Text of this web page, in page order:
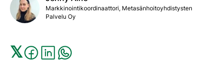
Markkinointikoordinaattori, Metasänhoitoyhdistysten
Palvelu Oy
𝕏